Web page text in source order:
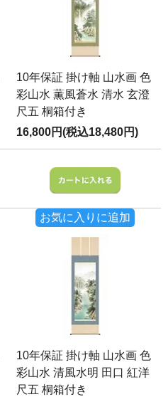
10年保証 掛け軸 山水画 色
彩山水 薫風蒼水 清水 玄澄
尺五 桐箱付き
16,800円(税込18,480円)
お気に入りに追加
10年保証 掛け軸 山水画 色
彩山水 清風水明 田口 紅洋
尺五 桐箱付き